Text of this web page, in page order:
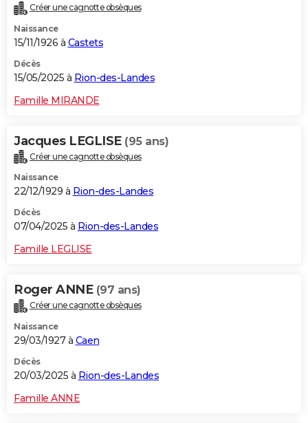
Créer une cagnotte obsèques
Naissance
15/11/1926 à Castets
Décès
15/05/2025 à Rion-des-Landes
Famille MIRANDE
Jacques LEGLISE (95 ans)
Créer une cagnotte obsèques
Naissance
22/12/1929 à Rion-des-Landes
Décès
07/04/2025 à Rion-des-Landes
Famille LEGLISE
Roger ANNE (97 ans)
Créer une cagnotte obsèques
Naissance
29/03/1927 à Caen
Décès
20/03/2025 à Rion-des-Landes
Famille ANNE